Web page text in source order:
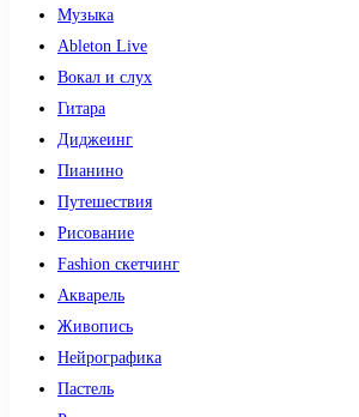
Музыка
Ableton Live
Вокал и слух
Гитара
Диджеинг
Пианино
Путешествия
Рисование
Fashion скетчинг
Акварель
Живопись
Нейрографика
Пастель